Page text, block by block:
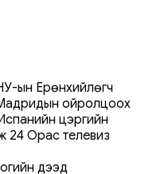
ын Ерөнхийлөгч
ойролцоох
цэргийн
24 Орас телевиз
дээд